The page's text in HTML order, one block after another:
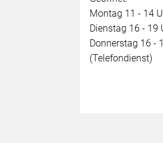
Montag 11 - 14
Dienstag 16 - 19
Donnerstag 16 -
(Telefondienst)